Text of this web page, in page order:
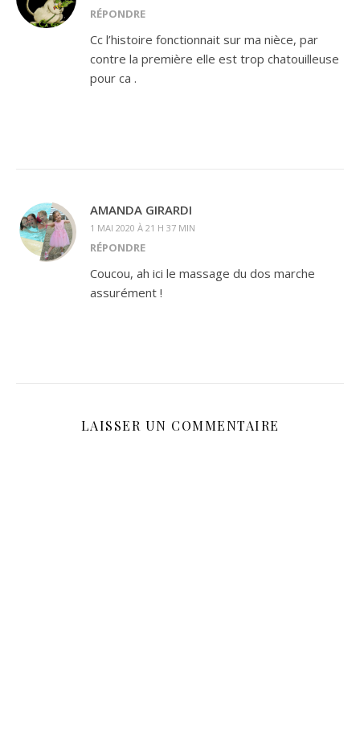
RÉPONDRE
Cc l’histoire fonctionnait sur ma nièce, par
contre la première elle est trop chatouilleuse
pour ca .
AMANDA GIRARDI
1 MAI 2020 À 21 H 37 MIN
RÉPONDRE
Coucou, ah ici le massage du dos marche
assurément !
LAISSER UN COMMENTAIRE